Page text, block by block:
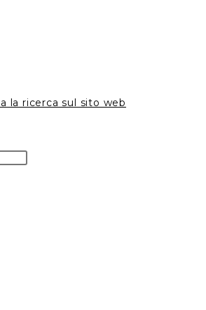
la ricerca sul sito web